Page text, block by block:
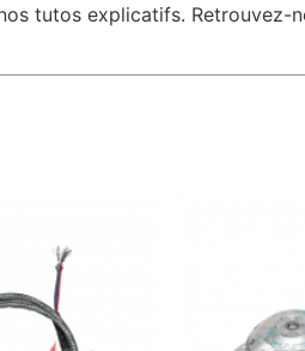
tutos explicatifs. Retrouvez-